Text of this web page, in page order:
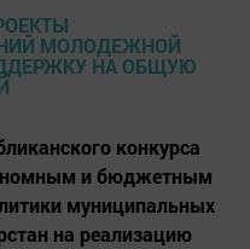
конкурса
и бюджетным
муниципальных
на реализацию